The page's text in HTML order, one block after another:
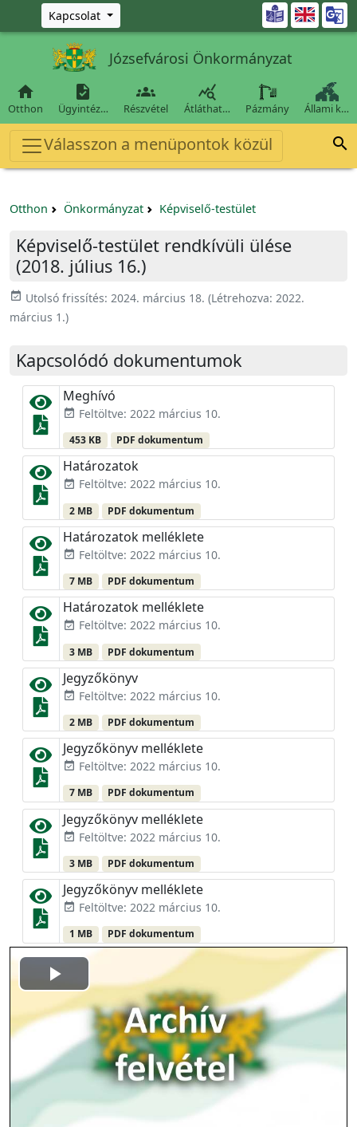
Ugrás a fő tartalomra
Kapcsolat 
Józsefvárosi Önkormányzat

Otthon

Ügyintéz…

Részvétel

Átláthat… Pázmány Állami k…
Válasszon a menüpontok közül 
Otthon Önkormányzat Képviselő-testület
Képviselő-testület rendkívüli ülése
(2018. július 16.)
event_available Utolsó frissítés: 2024. március 18. (Létrehozva: 2022.
március 1.)
Kapcsolódó dokumentumok
Meghívó
event_available Feltöltve: 2022 március 10.
453 KB PDF dokumentum
Határozatok
event_available Feltöltve: 2022 március 10.
2 MB PDF dokumentum
Határozatok melléklete
event_available Feltöltve: 2022 március 10.
7 MB PDF dokumentum
Határozatok melléklete
event_available Feltöltve: 2022 március 10.
3 MB PDF dokumentum
Jegyzőkönyv
event_available Feltöltve: 2022 március 10.
2 MB PDF dokumentum
Jegyzőkönyv melléklete
event_available Feltöltve: 2022 március 10.
7 MB PDF dokumentum
Jegyzőkönyv melléklete
event_available Feltöltve: 2022 március 10.
3 MB PDF dokumentum
Jegyzőkönyv melléklete
event_available Feltöltve: 2022 március 10.
1 MB PDF dokumentum
Play
Video